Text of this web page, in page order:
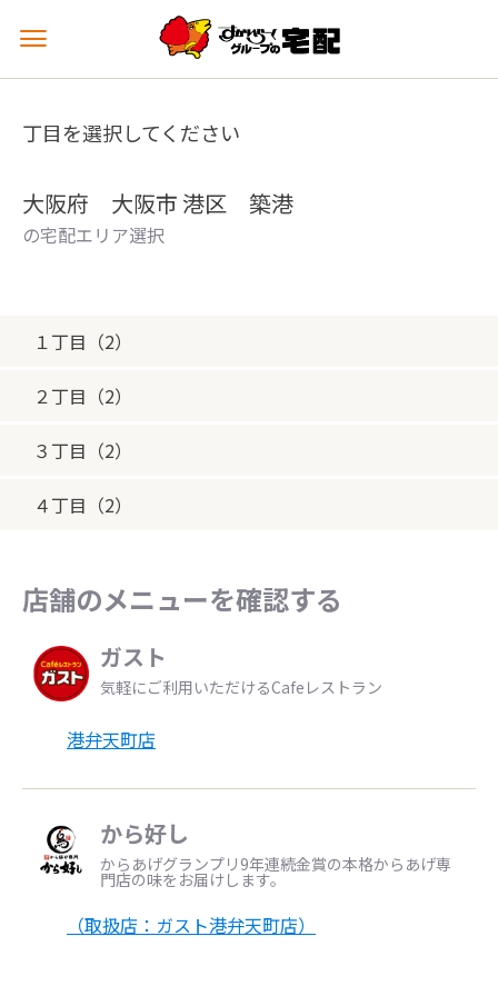
メ
ュ
を
丁目を選択してください
大阪府 大阪市 港区 築港
の宅配エリア選択
１丁目（2）
２丁目（2）
３丁目（2）
４丁目（2）
店舗のメニューを確認する
ガスト
気軽にご利用いただけるCafeレストラン
港弁天町店
から好し
からあげグランプリ9年連続金賞の本格からあげ専
門店の味をお届けします。
（取扱店：ガスト港弁天町店）